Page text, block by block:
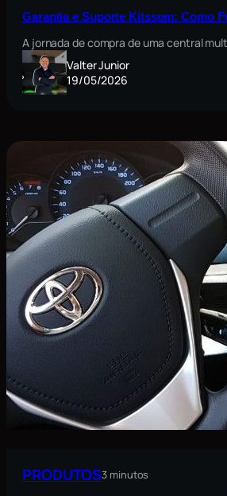
Garantia e Suporte Kitssom: Como
A jornada de compra de uma central
Valter Junior
19/05/2026
PRODUTOS3 minutos